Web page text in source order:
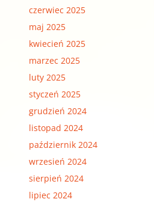
czerwiec 2025
maj 2025
kwiecień 2025
marzec 2025
luty 2025
styczeń 2025
grudzień 2024
listopad 2024
październik 2024
wrzesień 2024
sierpień 2024
lipiec 2024